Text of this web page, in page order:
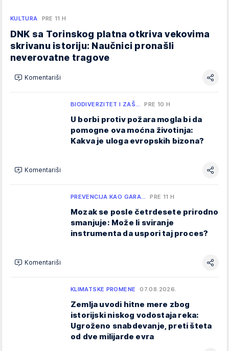
KULTURA PRE 11 H
DNK sa Torinskog platna otkriva vekovima
skrivanu istoriju: Naučnici pronašli
neverovatne tragove
Komentariši
BIODIVERZITET I ZAŠ… PRE 10 H
U borbi protiv požara mogla bi da
pomogne ova moćna životinja:
Kakva je uloga evropskih bizona?
Komentariši
PREVENCIJA KAO GARA… PRE 11 H
Mozak se posle četrdesete prirodno
smanjuje: Može li sviranje
instrumenta da uspori taj proces?
Komentariši
KLIMATSKE PROMENE 07.08.2026.
Zemlja uvodi hitne mere zbog
istorijski niskog vodostaja reka:
Ugroženo snabdevanje, preti šteta
od dve milijarde evra